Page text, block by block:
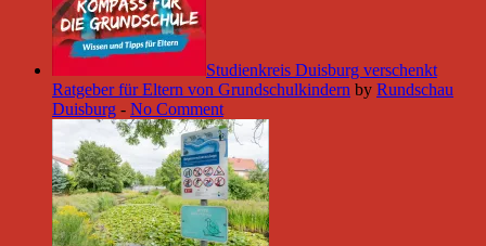
Studienkreis Duisburg verschenkt
Ratgeber für Eltern von Grundschulkindern by Rundschau
Duisburg - No Comment